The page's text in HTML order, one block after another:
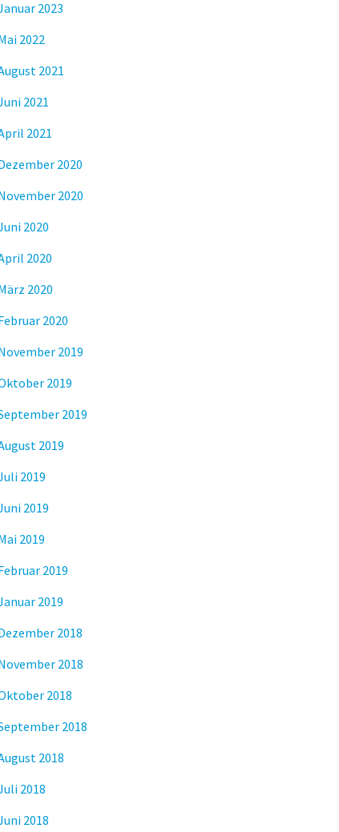
2023
2022
2021
2021
2021
2020
2020
2020
2020
2020
2020
2019
2019
2019
2019
2019
2019
2019
2019
2019
2018
2018
2018
2018
2018
2018
2018